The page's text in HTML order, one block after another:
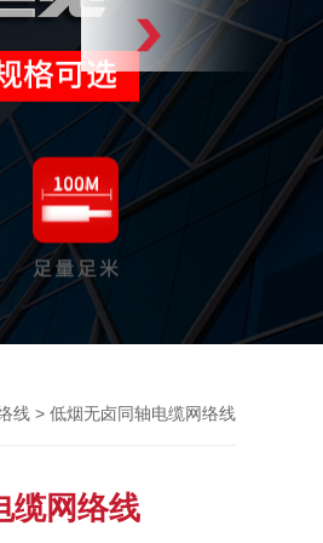
线 > 低烟无卤同轴电缆网络线
缆网络线